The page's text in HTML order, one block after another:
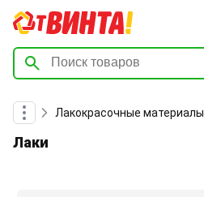
Лакокрасочные материалы
Лаки